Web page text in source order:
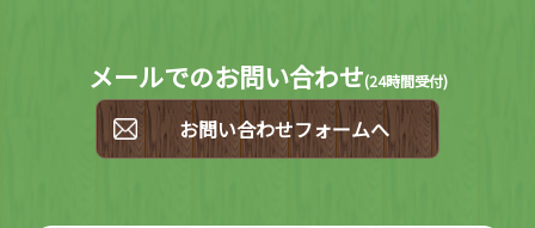
メールでのお問い合わせ(24時間受付)
お問い合わせフォームへ